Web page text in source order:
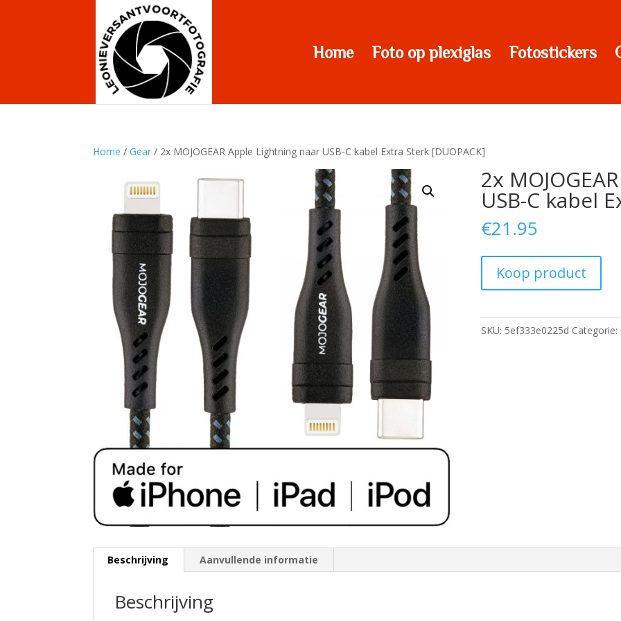
Home Foto op plexiglas Fotostickers
Home /Gear / 2x MOJOGEAR Apple Lightning naar USB-C kabel Extra Sterk [DUOPACK]
2x
USB-C kabel
€21.95
Koop product
SKU: 5ef333e0225d Categorie:
Beschrijving Aanvullende informatie
Beschrijving